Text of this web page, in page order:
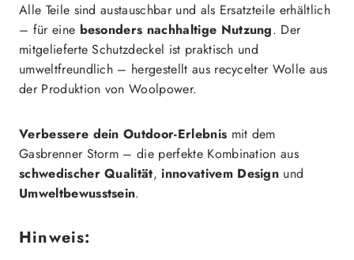
Alle Teile sind austauschbar und als Ersatzteile erhältlich
– für eine besonders nachhaltige Nutzung. Der
mitgelieferte Schutzdeckel ist praktisch und
umweltfreundlich – hergestellt aus recycelter Wolle aus
der Produktion von Woolpower.
Verbessere dein Outdoor-Erlebnis mit dem
Gasbrenner Storm – die perfekte Kombination aus
schwedischer Qualität,innovativem Design und
Umweltbewusstsein.
Hinweis: